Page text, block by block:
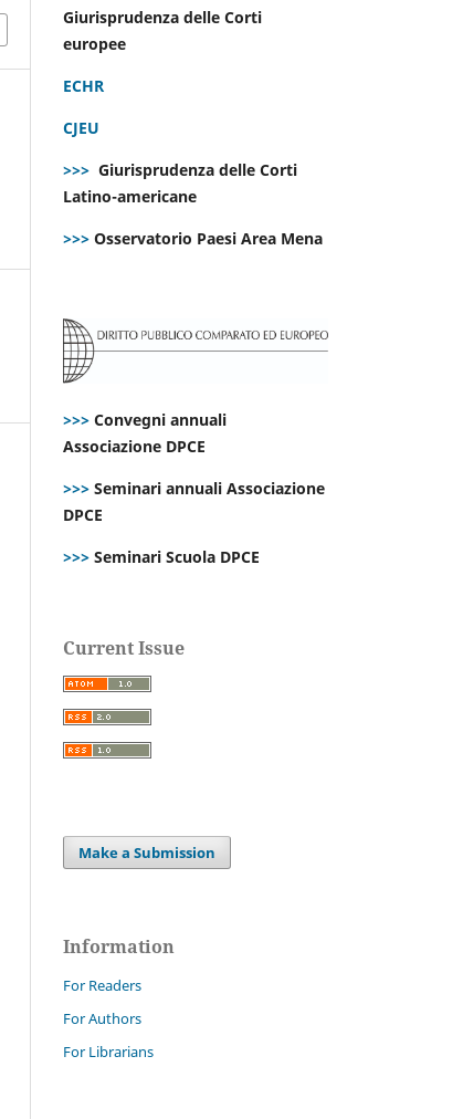
Giurisprudenza delle Corti
europee
ECHR
CJEU
>>> Giurisprudenza delle Corti
Latino-americane
>>> Osservatorio Paesi Area Mena
>>> Convegni annuali
Associazione DPCE
>>> Seminari annuali Associazione
DPCE
>>> Seminari Scuola DPCE
Current Issue
Make a Submission
Information
For Readers
For Authors
For Librarians